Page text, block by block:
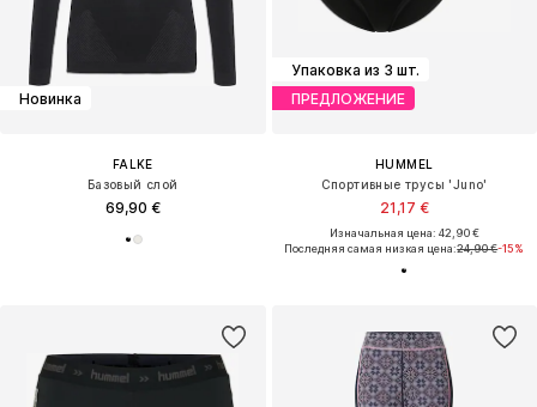
Новинка
FALKE
Базовый слой
69,90 €
Упаковка из 3 шт.
ПРЕДЛОЖЕНИЕ
HUMMEL
Спортивные трусы 'Juno'
21,17 €
Изначальная цена: 42,90 €
Последняя самая низкая цена:24,90 €-15%